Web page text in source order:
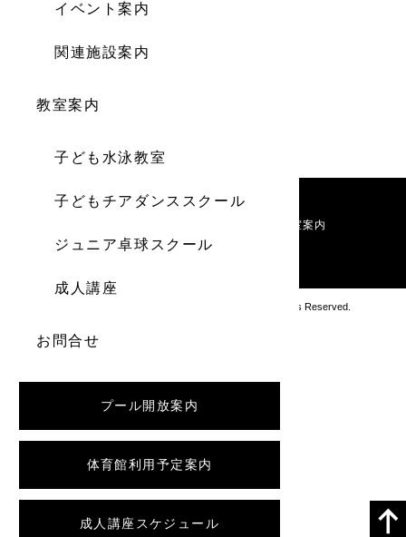
イベント案内
関連施設案内
教室案内
子ども水泳教室
子どもチアダンススクール
ジュニア卓球スクール
成人講座
お問合せ
プール開放案内
体育館利用予定案内
成人講座スケジュール
教室案内
お問い合わせ
Copyright アブロス沼ノ端スポーツセンター All Rights Reserved.